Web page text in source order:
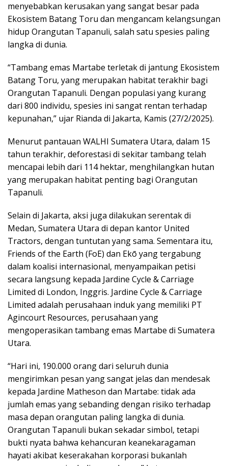
menyebabkan kerusakan yang sangat besar pada
Ekosistem Batang Toru dan mengancam kelangsungan
hidup Orangutan Tapanuli, salah satu spesies paling
langka di dunia.
“Tambang emas Martabe terletak di jantung Ekosistem
Batang Toru, yang merupakan habitat terakhir bagi
Orangutan Tapanuli. Dengan populasi yang kurang
dari 800 individu, spesies ini sangat rentan terhadap
kepunahan,” ujar Rianda di Jakarta, Kamis (27/2/2025).
Menurut pantauan WALHI Sumatera Utara, dalam 15
tahun terakhir, deforestasi di sekitar tambang telah
mencapai lebih dari 114 hektar, menghilangkan hutan
yang merupakan habitat penting bagi Orangutan
Tapanuli.
Selain di Jakarta, aksi juga dilakukan serentak di
Medan, Sumatera Utara di depan kantor United
Tractors, dengan tuntutan yang sama. Sementara itu,
Friends of the Earth (FoE) dan Ekō yang tergabung
dalam koalisi internasional, menyampaikan petisi
secara langsung kepada Jardine Cycle & Carriage
Limited di London, Inggris. Jardine Cycle & Carriage
Limited adalah perusahaan induk yang memiliki PT
Agincourt Resources, perusahaan yang
mengoperasikan tambang emas Martabe di Sumatera
Utara.
“Hari ini, 190.000 orang dari seluruh dunia
mengirimkan pesan yang sangat jelas dan mendesak
kepada Jardine Matheson dan Martabe: tidak ada
jumlah emas yang sebanding dengan risiko terhadap
masa depan orangutan paling langka di dunia.
Orangutan Tapanuli bukan sekadar simbol, tetapi
bukti nyata bahwa kehancuran keanekaragaman
hayati akibat keserakahan korporasi bukanlah